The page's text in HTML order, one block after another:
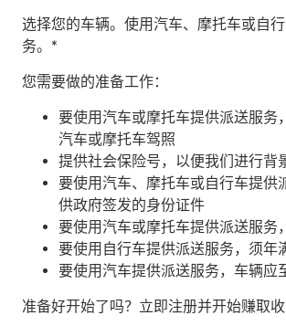
选择您的车辆。使用汽车、摩托车或自
务。*
您需要做的准备工作：
要使用汽车或摩托车提供派送服务
汽车或摩托车驾照
提供社会保险号，以便我们进行背
要使用汽车、摩托车或自行车提供
供政府签发的身份证件
要使用汽车或摩托车提供派送服务
要使用自行车提供派送服务，须年
要使用汽车提供派送服务，车辆应
准备好开始了吗？立即注册并开始赚取收